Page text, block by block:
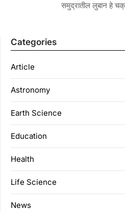
समुद्रातील लुबान हे
Categories
Article
Astronomy
Earth Science
Education
Health
Life Science
News